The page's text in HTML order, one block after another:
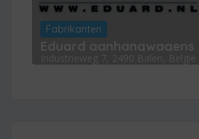
Fabrikanten